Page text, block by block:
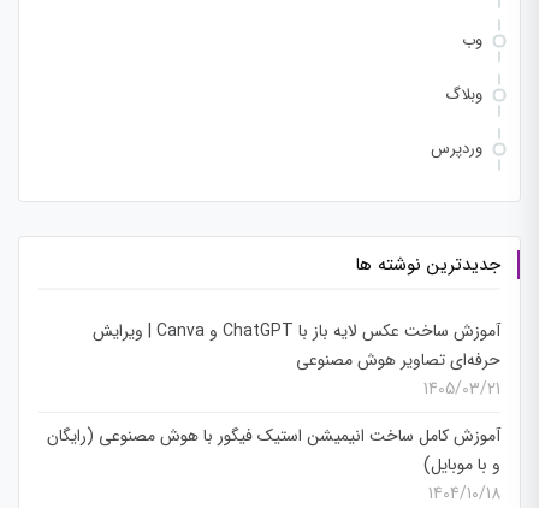
وب
وبلاگ
وردپرس
جدیدترین نوشته ها
آموزش ساخت عکس لایه باز با ChatGPT و Canva | ویرایش
حرفه‌ای تصاویر هوش مصنوعی
1405/03/21
آموزش کامل ساخت انیمیشن استیک فیگور با هوش مصنوعی (رایگان
و با موبایل)
1404/10/18